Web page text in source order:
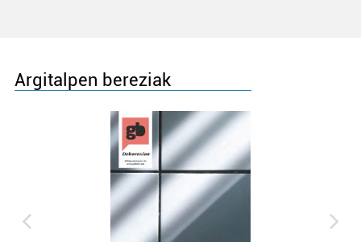
Argitalpen bereziak